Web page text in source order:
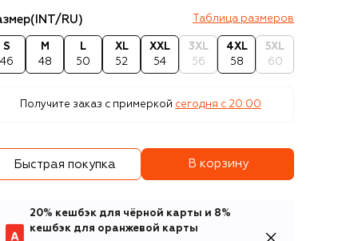
(INT/RU) Таблица размеров
S
46
M
48
L
50
XL
52
XXL
54
3XL
56
4XL
58
5XL
60
Получите заказ с примеркой сегодня c 20:00
Быстрая покупка В корзину
20% кешбэк для чёрной карты и 8%
кешбэк для оранжевой карты